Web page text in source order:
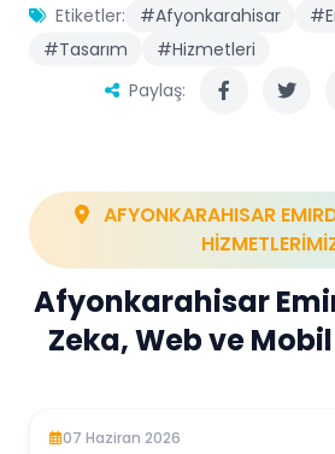
Etiketler: #Afyonkarahisar
#Tasarım
#Hizmetleri
Paylaş:
AFYONKARAHISAR
Afyonkarahisar
Zeka, Web ve
07 Haziran 2026